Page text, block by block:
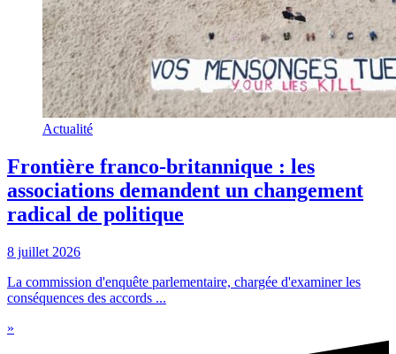
Actualité
Frontière franco-britannique : les
associations demandent un changement
radical de politique
8 juillet 2026
La commission d'enquête parlementaire, chargée d'examiner les
conséquences des accords ...
»